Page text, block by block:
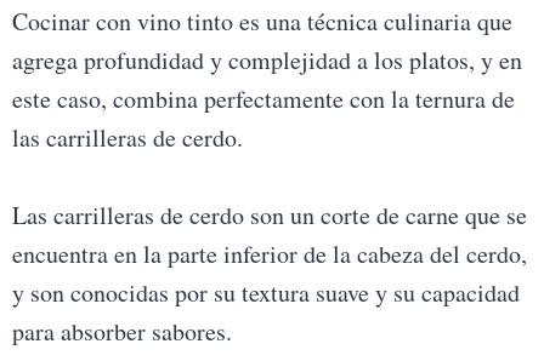
Cocinar con vino tinto es una técnica culinaria que
agrega profundidad y complejidad a los platos, y en
este caso, combina perfectamente con la ternura de
las carrilleras de cerdo.
Las carrilleras de cerdo son un corte de carne que se
encuentra en la parte inferior de la cabeza del cerdo,
y son conocidas por su textura suave y su capacidad
para absorber sabores.